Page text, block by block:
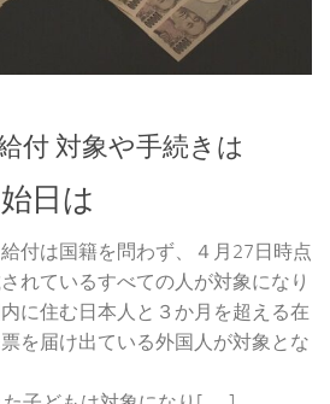
付 対象や手続きは
日は
付は国籍を問わず、４月27日時点
れているすべての人が対象になり
に住む日本人と３か月を超える在
を届け出ている外国人が対象とな